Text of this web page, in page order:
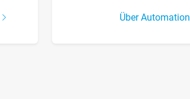
Über Automation